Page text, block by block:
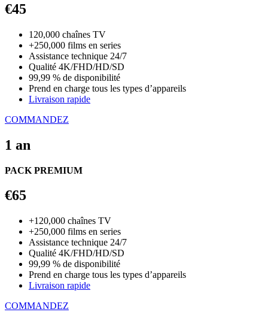
€45
120,000 chaînes TV
+250,000 films en series
Assistance technique 24/7
Qualité 4K/FHD/HD/SD
99,99 % de disponibilité
Prend en charge tous les types d’appareils
Livraison rapide
COMMANDEZ
1 an
PACK PREMIUM
€65
+120,000 chaînes TV
+250,000 films en series
Assistance technique 24/7
Qualité 4K/FHD/HD/SD
99,99 % de disponibilité
Prend en charge tous les types d’appareils
Livraison rapide
COMMANDEZ